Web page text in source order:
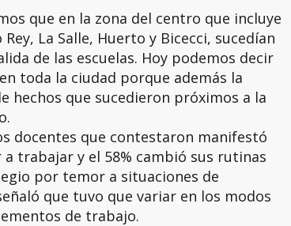
que en la zona del centro que incluye
La Salle, Huerto y Bicecci, sucedían
de las escuelas. Hoy podemos decir
toda la ciudad porque además la
hechos que sucedieron próximos a la
docentes que contestaron manifestó
trabajar y el 58% cambió sus rutinas
por temor a situaciones de
que tuvo que variar en los modos
de trabajo.